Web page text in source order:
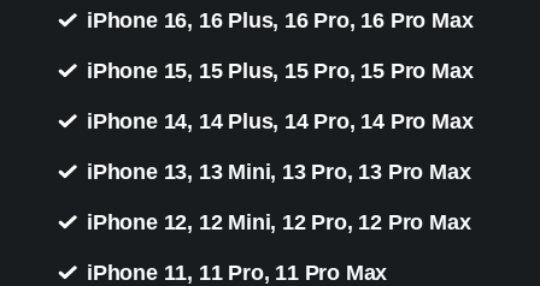
iPhone 16, 16 Plus, 16 Pro, 16 Pro Max
iPhone 15, 15 Plus, 15 Pro, 15 Pro Max
iPhone 14, 14 Plus, 14 Pro, 14 Pro Max
iPhone 13, 13 Mini, 13 Pro, 13 Pro Max
iPhone 12, 12 Mini, 12 Pro, 12 Pro Max
iPhone 11, 11 Pro, 11 Pro Max